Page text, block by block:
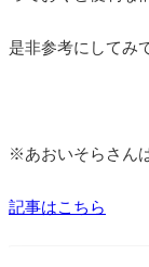
是非参考にしてみ
※あおいそらさん
記事はこちら